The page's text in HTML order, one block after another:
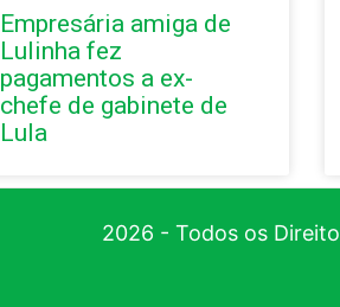
Empresária amiga de
Lulinha fez
pagamentos a ex-
chefe de gabinete de
Lula
2026 - Todos os